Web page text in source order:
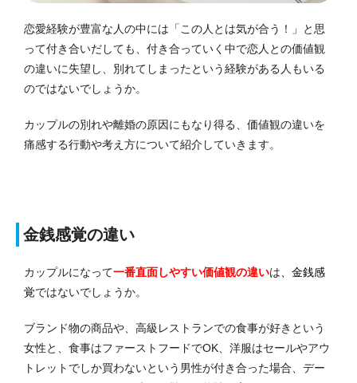
恋愛経験が豊富な人の中には「この人とは気が合う！」と思
って付き合いだしても、付き合っていく中で恋人との価値観
の違いに失望し、別れてしまったという経験がある人もいる
のではないでしょうか。
カップルの別れや離婚の原因にもなり得る、価値観の違いを
痛感する行動や考え方について紹介していきます。
金銭感覚の違い
カップルになって一番直面しやすい価値観の違いは 、金銭感
覚ではないでしょうか。
ブランド物の商品や、高級レストランでの食事が好きという
女性と、食事はファーストフードでOK、洋服はセールやアウ
トレットでしか買わないという男性が付き合った場合、デー